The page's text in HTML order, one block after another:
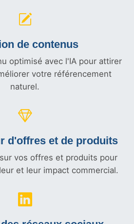
de contenus
optimisé avec l'IA pour attirer
votre référencement
naturel.
d'offres et de produits
vos offres et produits pour
et leur impact commercial.